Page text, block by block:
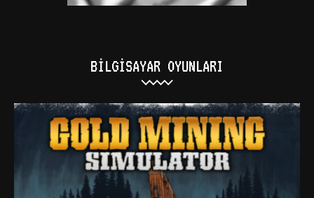
BILGISAYAR OYUNLARI